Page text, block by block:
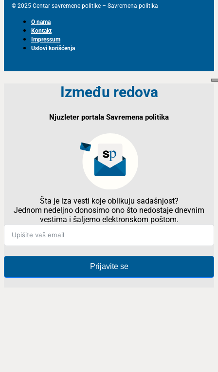
© 2025 Centar savremene politike – Savremena politika
O nama
Kontakt
Impressum
Uslovi korišćenja
Između redova
Njuzleter portala Savremena politika
Šta je iza vesti koje oblikuju sadašnjost?
Jednom nedeljno donosimo ono što nedostaje dnevnim
vestima i šaljemo elektronskom poštom.
Prijavite se